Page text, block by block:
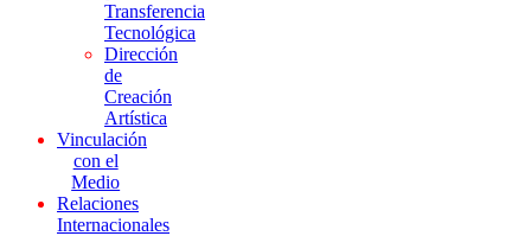
Transferencia
Tecnológica
Dirección
de
Creación
Artística
Vinculación
con el
Medio
Relaciones
Internacionales